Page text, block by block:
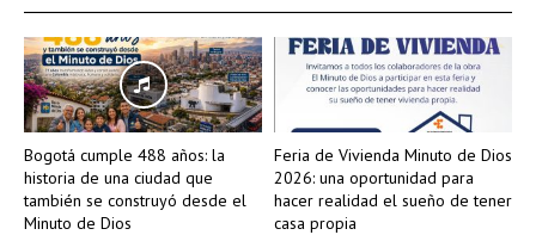
Bogotá cumple 488 años: la
historia de una ciudad que
también se construyó desde el
Minuto de Dios
Feria de Vivienda Minuto de Dios
2026: una oportunidad para
hacer realidad el sueño de tener
casa propia